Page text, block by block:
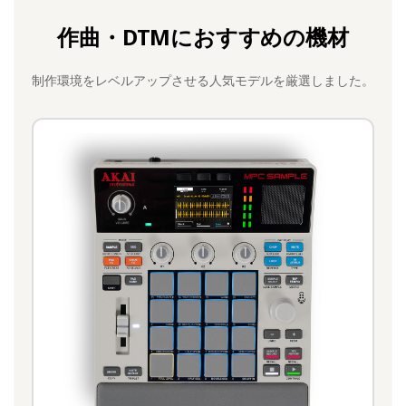
作曲・DTMにおすすめの機材
制作環境をレベルアップさせる人気モデルを厳選しました。